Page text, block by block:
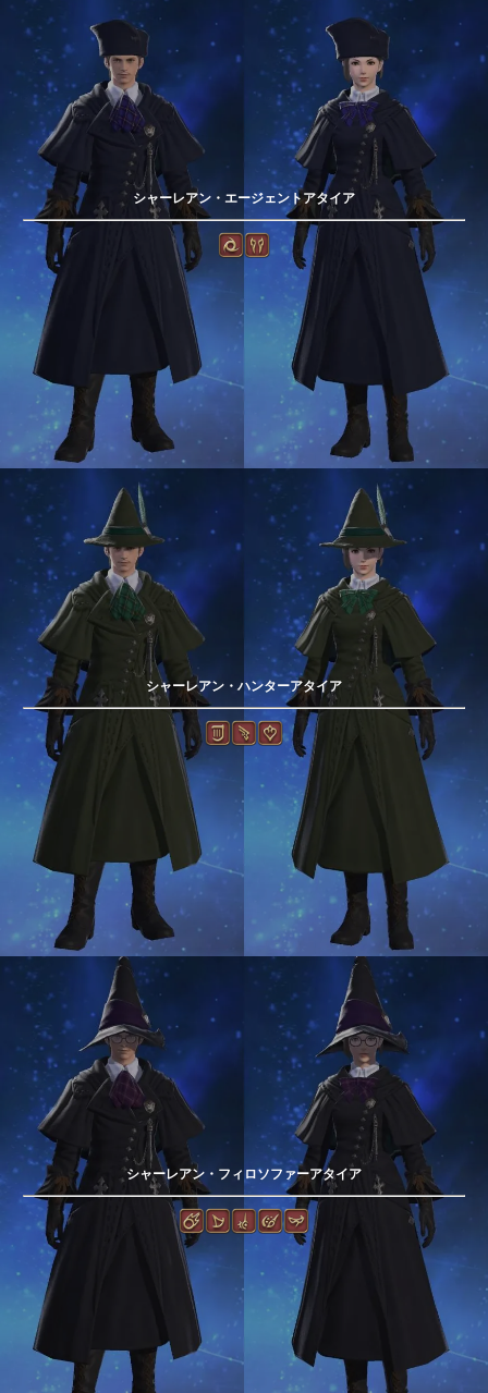
シャーレアン・エージェントアタイア
シャーレアン・ハンターアタイア
シャーレアン・フィロソファーアタイア